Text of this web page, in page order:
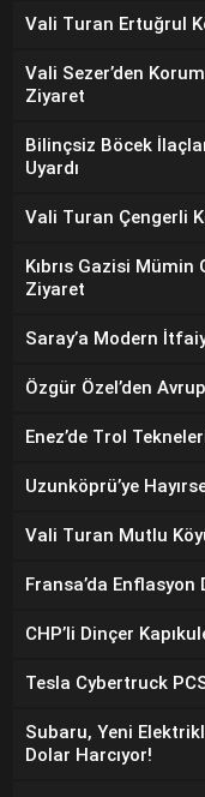
Vali Turan Ertuğrul
Vali Sezer’den
Ziyaret
Bilinçsiz Böcek
Uyardı
Vali Turan Çengerli
Kıbrıs Gazisi Mümin
Ziyaret
Saray’a Modern
Özgür Özel’den
Enez’de Trol
Uzunköprü’ye
Vali Turan Mutlu
Fransa’da Enflasyon
CHP’li Dinçer
Tesla Cybertruck
Subaru, Yeni
Dolar Harcıyor!